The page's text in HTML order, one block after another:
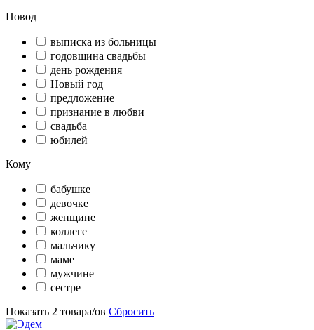
Повод
выписка из больницы
годовщина свадьбы
день рождения
Новый год
предложение
признание в любви
свадьба
юбилей
Кому
бабушке
девочке
женщине
коллеге
мальчику
маме
мужчине
сестре
Показать 2 товара/ов Сбросить